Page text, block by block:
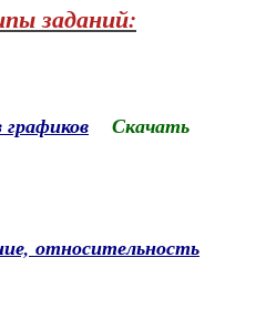
заданий:
Скачать
относительность